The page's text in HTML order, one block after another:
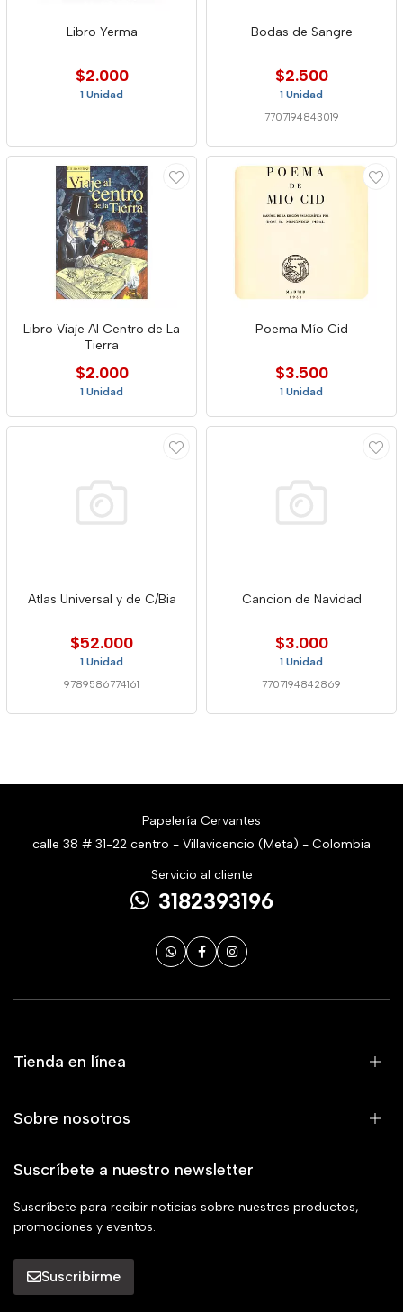
Libro Yerma
$2.000
1 Unidad
Bodas de Sangre
$2.500
1 Unidad
7707194843019
Libro Viaje Al Centro de La
Tierra
$2.000
1 Unidad
Poema Mío Cid
$3.500
1 Unidad
Atlas Universal y de C/Bia
$52.000
1 Unidad
9789586774161
Cancion de Navidad
$3.000
1 Unidad
7707194842869
Papelería Cervantes
calle 38 # 31-22 centro - Villavicencio (Meta) - Colombia
Servicio al cliente
3182393196
Tienda en línea
Sobre nosotros
Suscríbete a nuestro newsletter
Suscríbete para recibir noticias sobre nuestros productos,
promociones y eventos.
Suscribirme